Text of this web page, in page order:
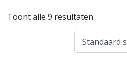
Toont alle 9 resultaten